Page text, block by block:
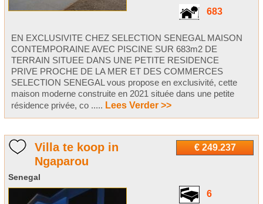
683
EN EXCLUSIVITE CHEZ SELECTION SENEGAL MAISON
CONTEMPORAINE AVEC PISCINE SUR 683m2 DE
TERRAIN SITUEE DANS UNE PETITE RESIDENCE
PRIVE PROCHE DE LA MER ET DES COMMERCES
SELECTION SENEGAL vous propose en exclusivité, cette
maison moderne construite en 2021 située dans une petite
résidence privée, co ..... Lees Verder >>
€ 249.237
Villa te koop in
Ngaparou
Senegal
6